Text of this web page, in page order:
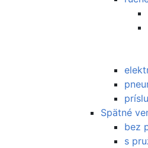
Spätné
bez
s